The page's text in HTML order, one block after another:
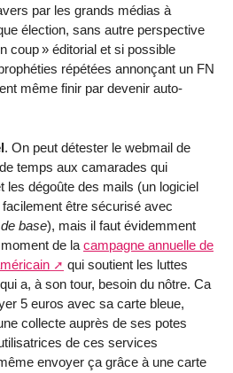
par les grands médias à
élection, sans autre perspective
coup » éditorial et si possible
répétées annonçant un FN
même finir par devenir auto-
. On peut détester le webmail de
temps aux camarades qui
les dégoûte des mails (un logiciel
être sécurisé avec
de base), mais il faut évidemment
moment de la campagne annuelle de
qui soutient les luttes
a, à son tour, besoin du nôtre. Ca
5 euros avec sa carte bleue,
collecte auprès de ses potes
de ces services
envoyer ça grâce à une carte